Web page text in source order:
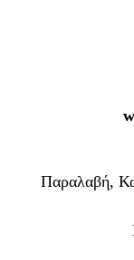
Παραλαβή,